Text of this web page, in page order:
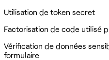
Utilisation de token secret
Factorisation de code utilisé
Vérification de données
formulaire